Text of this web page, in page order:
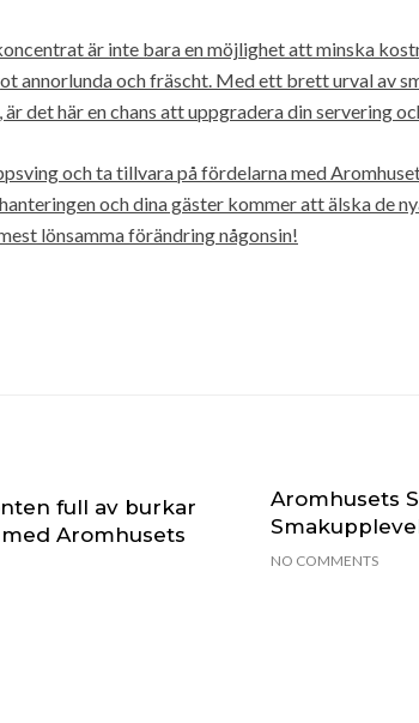
är inte bara en möjlighet att minska
annorlunda och fräscht. Med ett brett urval av
det här en chans att uppgradera din servering
och ta tillvara på fördelarna med
och dina gäster kommer att älska de
lönsamma förändring någonsin!
full av burkar
Aromhusets
Aromhusets
NO COMMENTS